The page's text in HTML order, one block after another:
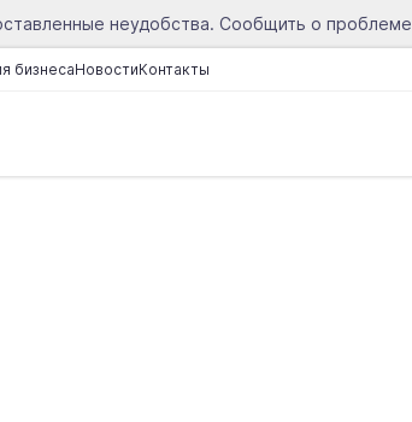
неудобства. Сообщить о проблеме
бизнесаНовостиКонтакты